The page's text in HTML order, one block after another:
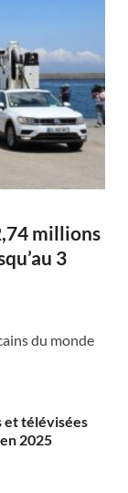
millions
3
du monde
et télévisées
2025